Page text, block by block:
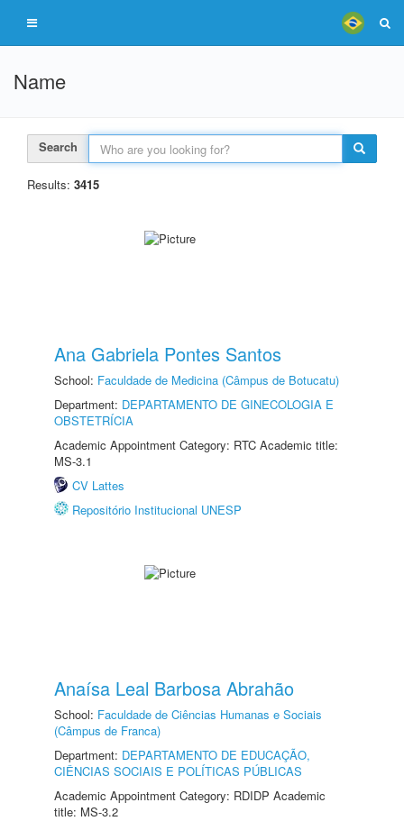
Name
Search
Results: 3415
Ana Gabriela Pontes Santos
School: Faculdade de Medicina (Câmpus de Botucatu)
Department: DEPARTAMENTO DE GINECOLOGIA E
OBSTETRÍCIA
Academic Appointment Category: RTC Academic title:
MS-3.1
CV Lattes
Repositório Institucional UNESP
Anaísa Leal Barbosa Abrahão
School: Faculdade de Ciências Humanas e Sociais
(Câmpus de Franca)
Department: DEPARTAMENTO DE EDUCAÇÃO,
CIÊNCIAS SOCIAIS E POLÍTICAS PÚBLICAS
Academic Appointment Category: RDIDP Academic
title: MS-3.2